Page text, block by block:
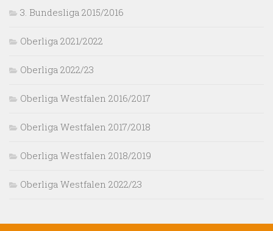
3. Bundesliga 2015/2016
Oberliga 2021/2022
Oberliga 2022/23
Oberliga Westfalen 2016/2017
Oberliga Westfalen 2017/2018
Oberliga Westfalen 2018/2019
Oberliga Westfalen 2022/23